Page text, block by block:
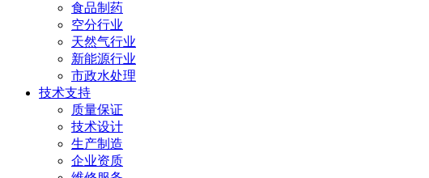
食品制药
空分行业
天然气行业
新能源行业
市政水处理
技术支持
质量保证
技术设计
生产制造
企业资质